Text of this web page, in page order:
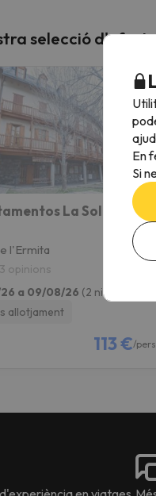
selecció
La Solana
l'Ermita
opinions
a 09/08/26 (2 nits)
allotjament
113 €/pers.
En
Si